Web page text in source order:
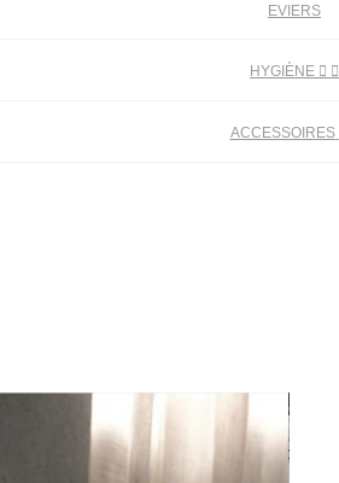
EVIERS
HYGIÈNE  
ACCESSOIRES